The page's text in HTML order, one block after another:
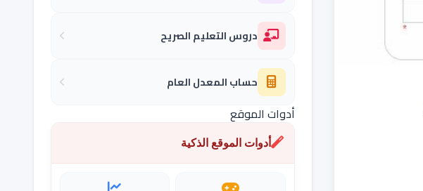
دروس التعليم الصريح
حساب المعدل العام
أدوات الموقع
أدوات الموقع الذكية